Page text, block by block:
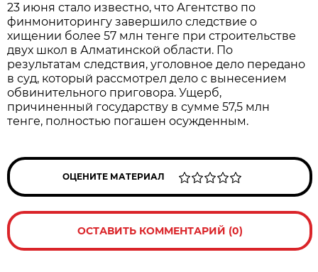
23 июня стало известно, что Агентство по
финмониторингу завершило следствие о
хищении более 57 млн тенге при строительстве
двух школ в Алматинской области. По
результатам следствия, уголовное дело передано
в суд, который рассмотрел дело с вынесением
обвинительного приговора. Ущерб,
причиненный государству в сумме 57,5 млн
тенге, полностью погашен осужденным.
ОЦЕНИТЕ МАТЕРИАЛ
ОСТАВИТЬ КОММЕНТАРИЙ (0)